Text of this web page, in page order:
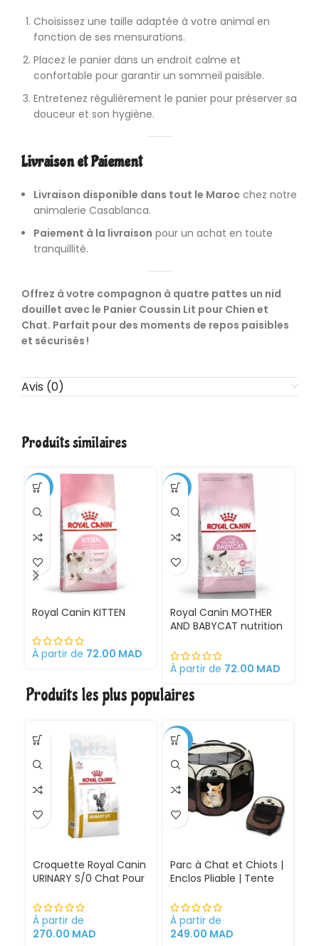
Choisissez une taille adaptée à votre animal en
fonction de ses mensurations.
Placez le panier dans un endroit calme et
confortable pour garantir un sommeil paisible.
Entretenez régulièrement le panier pour préserver sa
douceur et son hygiène.
Livraison et Paiement
Livraison disponible dans tout le Maroc chez notre
animalerie Casablanca.
Paiement à la livraison pour un achat en toute
tranquillité.
Offrez à votre compagnon à quatre pattes un nid
douillet avec le Panier Coussin Lit pour Chien et
Chat. Parfait pour des moments de repos paisibles
et sécurisés !
Avis (0)
Produits similaires
-1%
Royal Canin KITTEN
À partir de 72.00 MAD
-11%
Royal Canin MOTHER
AND BABYCAT nutrition
et ses chatons
Croquettes pour
gestantes/allaitantes
À partir de 72.00 MAD
Produits les plus populaires
Croquette Royal Canin
URINARY S/0 Chat Pour
Cystite régime
médicalisé
À partir de
270.00 MAD
-30%
Parc à Chat et Chiots |
Enclos Pliable | Tente
et extérieur
À partir de
249.00 MAD